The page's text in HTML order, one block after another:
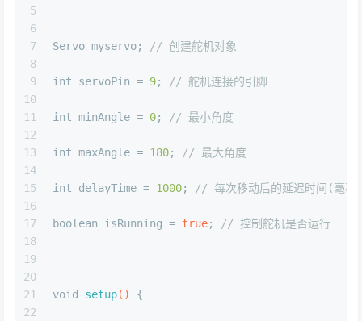
5
6
7
8
9
10
11
12
13
14
15
16
17
18
19
20
21
22
Servo myservo; // 创建舵机对象
int servoPin = 9; // 舵机连接的引脚
int minAngle = 0; // 最小角度
int maxAngle = 180; // 最大角度
int delayTime = 1000; // 每次移动后的延迟时间(毫秒)
boolean isRunning = true; // 控制舵机是否运行
void setup() {